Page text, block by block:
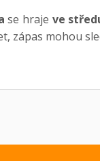
se hraje ve
zápas mohou